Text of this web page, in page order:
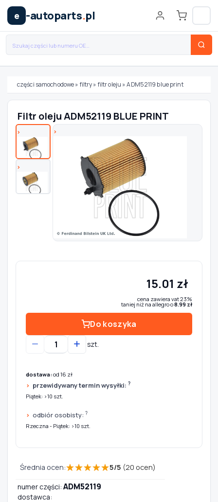
e -autoparts.pl
Wybierz swój pojazd
części samochodowe» filtry» filtr oleju »ADM52119 blue print
Filtr oleju ADM52119 BLUE PRINT
15.01 zł
cena zawiera vat 23%
taniej niż na allegro o8.99 zł
Do koszyka
szt.
dostawa:od 16 zł
przewidywany termin wysyłki: ?
Piątek: >10 szt.
odbiór osobisty: ?
Rzeczna - Piątek: >10 szt.
Średnia ocen:★★★★★5/5 (20 ocen)
numer części: ADM52119
dostawca: